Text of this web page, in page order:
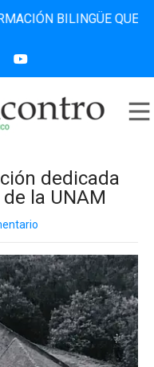
BILINGÜE QUE
dedicada
la UNAM